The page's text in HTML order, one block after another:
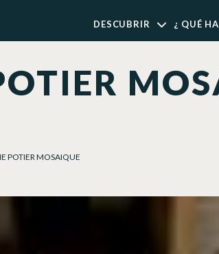
DESCUBRIR ¿ QUÉ
POTIER MOSAIQUE